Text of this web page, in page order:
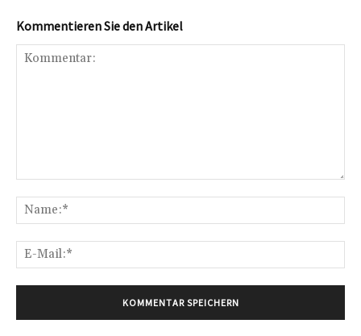
Kommentieren Sie den Artikel